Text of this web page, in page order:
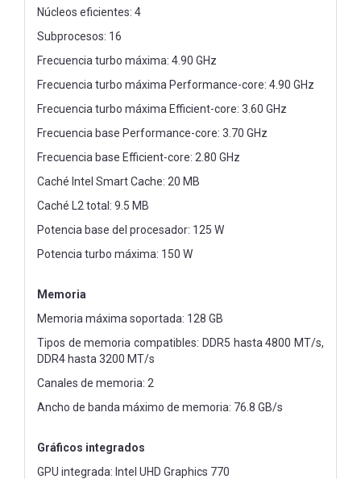
Núcleos eficientes: 4
Subprocesos: 16
Frecuencia turbo máxima: 4.90 GHz
Frecuencia turbo máxima Performance-core: 4.90 GHz
Frecuencia turbo máxima Efficient-core: 3.60 GHz
Frecuencia base Performance-core: 3.70 GHz
Frecuencia base Efficient-core: 2.80 GHz
Caché Intel Smart Cache: 20 MB
Caché L2 total: 9.5 MB
Potencia base del procesador: 125 W
Potencia turbo máxima: 150 W
Memoria
Memoria máxima soportada: 128 GB
Tipos de memoria compatibles: DDR5 hasta 4800 MT/s,
DDR4 hasta 3200 MT/s
Canales de memoria: 2
Ancho de banda máximo de memoria: 76.8 GB/s
Gráficos integrados
GPU integrada: Intel UHD Graphics 770